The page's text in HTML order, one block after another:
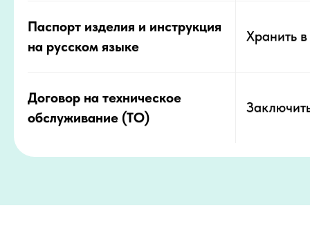
Паспорт изделия и инструкция
на русском языке
Хранить
Договор на техническое
обслуживание (ТО)